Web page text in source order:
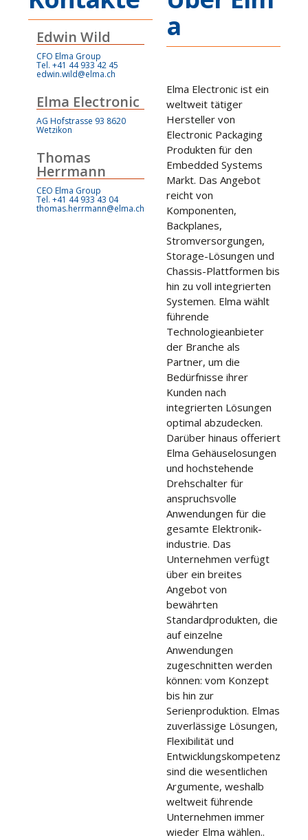
Edwin Wild
CFO Elma Group
Tel. +41 44 933 42 45
edwin.wild@elma.ch
Elma Electronic
AG Hofstrasse 93 8620
Wetzikon
Thomas
Herrmann
CEO Elma Group
Tel. +41 44 933 43 04
thomas.herrmann@elma.ch
a
Elma Electronic ist ein
weltweit tätiger
Hersteller von
Electronic Packaging
Produkten für den
Embedded Systems
Markt. Das Angebot
reicht von
Komponenten,
Backplanes,
Stromversorgungen,
Storage-Lösungen und
Chassis-Plattformen bis
hin zu voll integrierten
Systemen. Elma wählt
führende
Technologieanbieter
der Branche als
Partner, um die
Bedürfnisse ihrer
Kunden nach
integrierten Lösungen
optimal abzudecken.
Darüber hinaus offeriert
Elma Gehäuselosungen
und hochstehende
Drehschalter für
anspruchsvolle
Anwendungen für die
gesamte Elektronik-
industrie. Das
Unternehmen verfügt
über ein breites
Angebot von
bewährten
Standardprodukten, die
auf einzelne
Anwendungen
zugeschnitten werden
können: vom Konzept
bis hin zur
Serienproduktion. Elmas
zuverlässige Lösungen,
Flexibilität und
Entwicklungskompetenz
sind die wesentlichen
Argumente, weshalb
weltweit führende
Unternehmen immer
wieder Elma wählen..